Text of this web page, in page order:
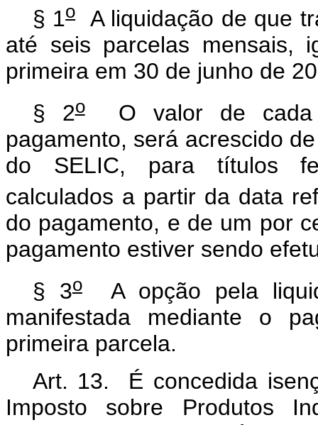
§ 1oA liquidação de que
até seis parcelas mensais,
primeira em 30 de junho de
§ 2oO valor de cada
pagamento, será acrescido
do SELIC, para títulos
calculados a partir da data
do pagamento, e de um por
pagamento estiver sendo
§ 3oA opção pela
manifestada mediante o
primeira parcela.
Art. 13. É concedida
Imposto sobre Produtos